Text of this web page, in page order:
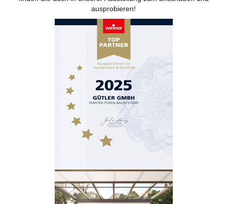
ausprobieren!